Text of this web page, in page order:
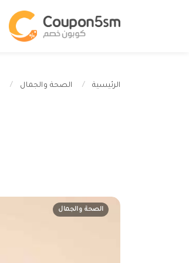
الرئيسية الصحة والجمال
الصحة والجمال